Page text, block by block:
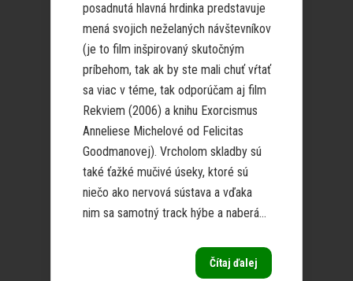
posadnutá hlavná hrdinka predstavuje
mená svojich neželaných návštevníkov
(je to film inšpirovaný skutočným
príbehom, tak ak by ste mali chuť vŕtať
sa viac v téme, tak odporúčam aj film
Rekviem (2006) a knihu Exorcismus
Anneliese Michelové od Felicitas
Goodmanovej). Vrcholom skladby sú
také ťažké mučivé úseky, ktoré sú
niečo ako nervová sústava a vďaka
nim sa samotný track hýbe a naberá...
Čítaj ďalej